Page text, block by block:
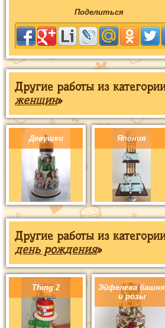
Поделиться
Другие работы из
женщин»
Девушки Япония
Другие работы из
день рождения»
Thing 2
Эйфелева башня
и розы